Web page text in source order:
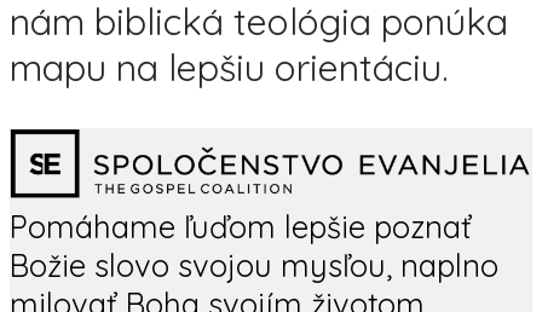
nám biblická teológia ponúka
mapu na lepšiu orientáciu.
Pomáhame ľuďom lepšie poznať
Božie slovo svojou mysľou, naplno
milovať Boha svojím životom